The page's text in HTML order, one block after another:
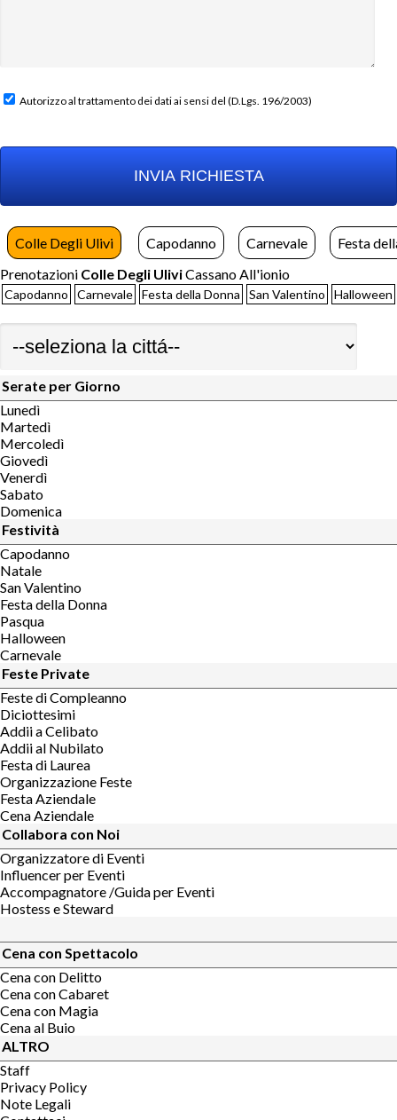
Autorizzo al trattamento dei dati ai sensi del (D.Lgs. 196/2003)
Colle Degli Ulivi Capodanno Carnevale
Festa
Prenotazioni Colle Degli UliviCassano All'ionio
Capodanno Carnevale Festa della Donna San Valentino Halloween
Serate per Giorno
Lunedì
Martedì
Mercoledì
Giovedì
Venerdì
Sabato
Domenica
Festività
Capodanno
Natale
San Valentino
Festa della Donna
Pasqua
Halloween
Carnevale
Feste Private
Feste di Compleanno
Diciottesimi
Addii a Celibato
Addii al Nubilato
Festa di Laurea
Organizzazione Feste
Festa Aziendale
Cena Aziendale
Collabora con Noi
Organizzatore di Eventi
Influencer per Eventi
Accompagnatore /Guida per Eventi
Hostess e Steward
Cena con Spettacolo
Cena con Delitto
Cena con Cabaret
Cena con Magia
Cena al Buio
ALTRO
Staff
Privacy Policy
Note Legali